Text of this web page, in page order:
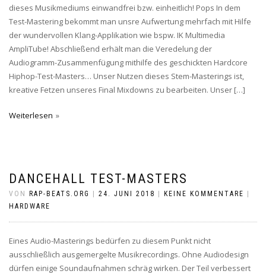
dieses Musikmediums einwandfrei bzw. einheitlich! Pops In dem
Test-Mastering bekommt man unsre Aufwertung mehrfach mit Hilfe
der wundervollen Klang-Applikation wie bspw. IK Multimedia
AmpliTube! Abschließend erhält man die Veredelung der
Audiogramm-Zusammenfügung mithilfe des geschickten Hardcore
Hiphop-Test-Masters… Unser Nutzen dieses Stem-Masterings ist,
kreative Fetzen unseres Final Mixdowns zu bearbeiten. Unser […]
Weiterlesen
DANCEHALL TEST-MASTERS
VON RAP-BEATS.ORG 24. JUNI 2018 KEINE KOMMENTARE
HARDWARE
Eines Audio-Masterings bedürfen zu diesem Punkt nicht
ausschließlich ausgemergelte Musikrecordings. Ohne Audiodesign
dürfen einige Soundaufnahmen schräg wirken. Der Teil verbessert